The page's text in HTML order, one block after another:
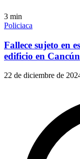
3 min
Policiaca
Fallece sujeto en
edificio en Cancún
22 de diciembre de